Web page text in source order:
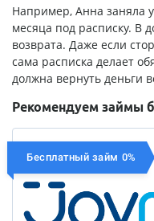
Например, Анна заняла
месяца под расписку. В
возврата. Даже если
сама расписка делает
должна вернуть деньги
Рекомендуем займы
Бесплатный займ 0%